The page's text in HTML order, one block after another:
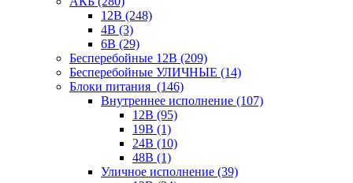
12В (248)
4В (3)
6В (29)
Бесперебойные 12В (209)
Бесперебойные УЛИЧНЫЕ (14)
Блоки питания (146)
Внутреннее исполнение (107)
12В (95)
19В (1)
24В (10)
48В (1)
Уличное исполнение (39)